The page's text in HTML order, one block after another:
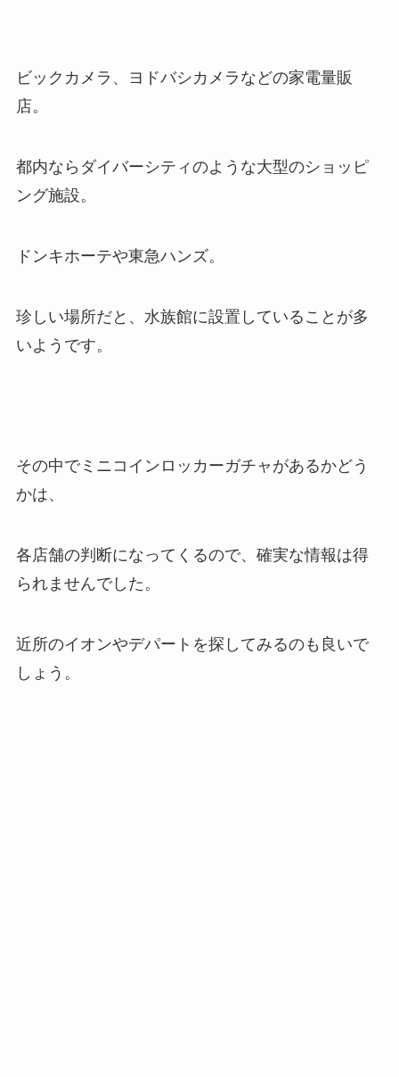
ビックカメラ、ヨドバシカメラなどの家電量販
店。
都内ならダイバーシティのような大型のショッピ
ング施設。
ドンキホーテや東急ハンズ。
珍しい場所だと、水族館に設置していることが多
いようです。
その中でミニコインロッカーガチャがあるかどう
かは、
各店舗の判断になってくるので、確実な情報は得
られませんでした。
近所のイオンやデパートを探してみるのも良いで
しょう。